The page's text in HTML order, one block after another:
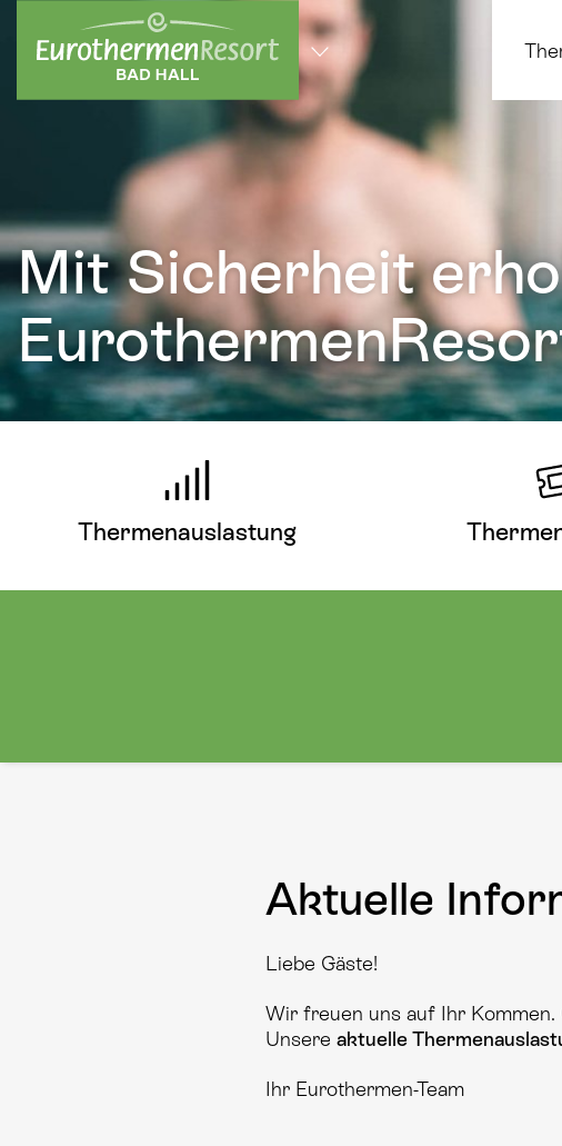
zum Hauptinhalt springen
Alle Standorte
Mit Sicherheit
Thermenauslastung
Aktuelle
Liebe Gäste!
Wir freuen uns auf Ihr Kommen.
Unsere aktuelle
Ihr Eurothermen-Team